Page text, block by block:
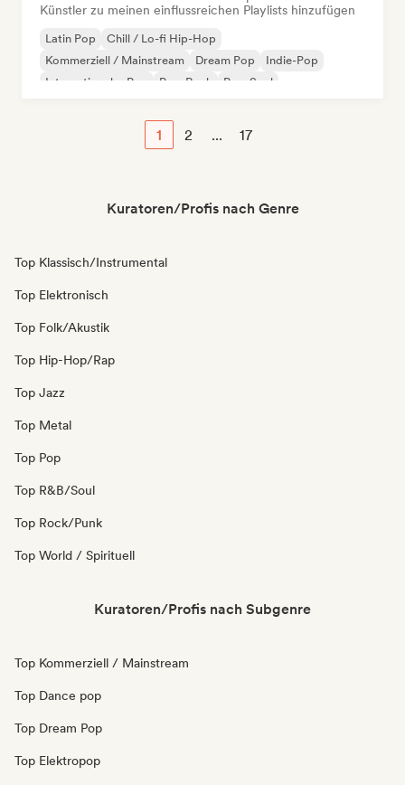
Künstler zu meinen einflussreichen Playlists hinzufügen
Latin Pop
Chill / Lo-fi Hip-Hop
Kommerziell / Mainstream
Dream Pop
Indie-Pop
Internationaler Pop
Pop-Rock Pop-Soul
1 2 ... 17
Kuratoren/Profis nach Genre
Top Klassisch/Instrumental
Top Elektronisch
Top Folk/Akustik
Top Hip-Hop/Rap
Top Jazz
Top Metal
Top Pop
Top R&B/Soul
Top Rock/Punk
Top World / Spirituell
Kuratoren/Profis nach Subgenre
Top Kommerziell / Mainstream
Top Dance pop
Top Dream Pop
Top Elektropop